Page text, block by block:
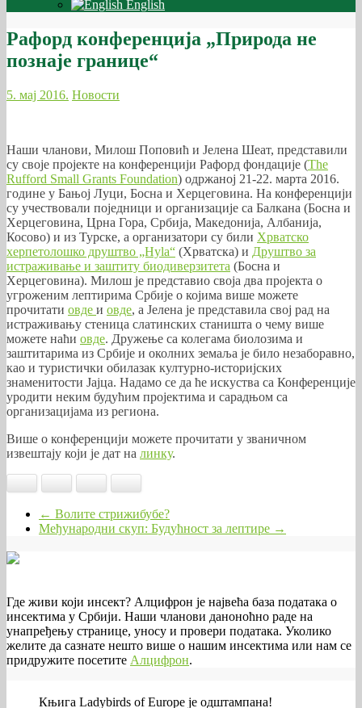
English
Рафорд конференција „Природа не
познаје границе“
5. мај 2016. Новости
Наши чланови, Милош Поповић и Јелена Шеат, представили
су своје пројекте на конференцији Рафорд фондације (The
Rufford Small Grants Foundation) одржаној 21-22. марта 2016.
године у Бањој Луци, Босна и Херцеговина. На конференцији
су учествовали поједници и организације са Балкана (Босна и
Херцеговина, Црна Гора, Србија, Македонија, Албанија,
Косово) и из Турске, а организатори су били Хрватско
херпетолошко друштво „Hyla“ (Хрватска) и Друштво за
истраживање и заштиту биодиверзитета (Босна и
Херцеговина). Милош је представио своја два пројекта о
угроженим лептирима Србије о којима више можете
прочитати овде и овде, а Јелена је представила свој рад на
истраживању стеница слатинских станишта о чему више
можете наћи овде. Дружење са колегама биолозима и
заштитарима из Србије и околних земаља је било незаборавно,
као и туристички обилазак културно-историјских
знаменитости Јајца. Надамо се да ће искуства са Конференције
уродити неким будућим пројектима и сарадњом са
организацијама из региона.
Више о конференцији можете прочитати у званичном
извештају који је дат на линку.
← Волите стрижибубе?
Међународни скуп: Будућност за лептире →
Где живи који инсект? Алцифрон је највећа база података о
инсектима у Србији. Наши чланови даноноћно раде на
унапређењу странице, уносу и провери података. Уколико
желите да сазнате нешто више о нашим инсектима или нам се
придружите посетите Алцифрон.
Књига Ladybirds of Europe је одштампана!